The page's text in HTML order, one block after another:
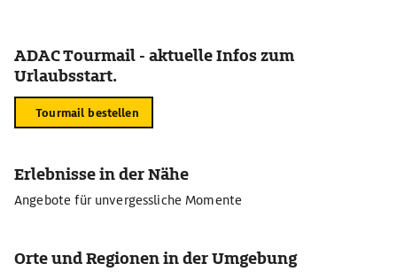
ADAC Tourmail - aktuelle Infos zum
Urlaubsstart.
Tourmail bestellen
Erlebnisse in der Nähe
Angebote für unvergessliche Momente
Orte und Regionen in der Umgebung